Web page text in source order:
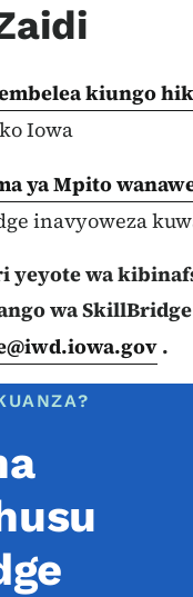
kiungo
Iowa
ya Mpito
inavyoweza
yeyote wa
wa
.